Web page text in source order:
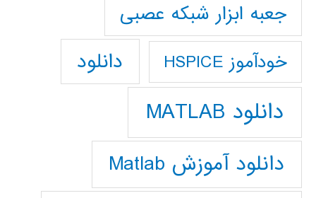
جعبه ابزار شبکه عصبی
خودآموز HSPICE دانلود
دانلود MATLAB
دانلود آموزش Matlab